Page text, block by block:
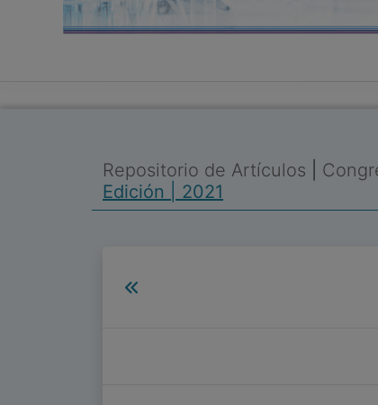
Repositorio de Artículos
Edición | 2021